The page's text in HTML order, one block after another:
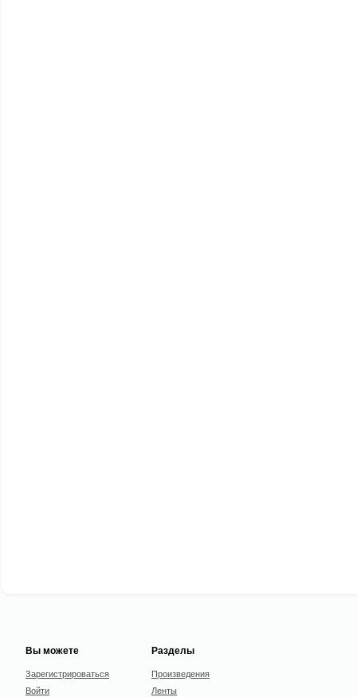
Вы можете
Зарегистрироваться
Войти
Разделы
Произведения
Ленты